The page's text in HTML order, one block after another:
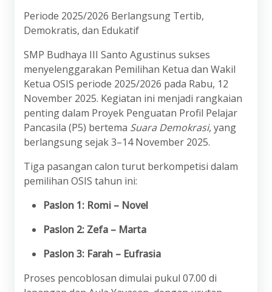
Periode 2025/2026 Berlangsung Tertib,
Demokratis, dan Edukatif
SMP Budhaya III Santo Agustinus sukses
menyelenggarakan Pemilihan Ketua dan Wakil
Ketua OSIS periode 2025/2026 pada Rabu, 12
November 2025. Kegiatan ini menjadi rangkaian
penting dalam Proyek Penguatan Profil Pelajar
Pancasila (P5) bertema Suara Demokrasi, yang
berlangsung sejak 3–14 November 2025.
Tiga pasangan calon turut berkompetisi dalam
pemilihan OSIS tahun ini:
Paslon 1: Romi – Novel
Paslon 2: Zefa – Marta
Paslon 3: Farah – Eufrasia
Proses pencoblosan dimulai pukul 07.00 di